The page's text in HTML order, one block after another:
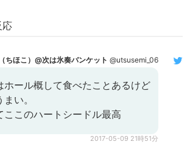
応
ちほこ）@次は氷奏バンケット @utsusemi_06
ホール概して食べたことあるけど
い。
ここのハートシードル最高
2017-05-09 21時51分